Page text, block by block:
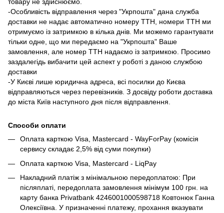
товару не здійснюємо.
-Особливість відправлення через "Укрпошта" дана служба
доставки не надає автоматично номеру ТТН, номери ТТН ми
отримуємо із затримкою в кілька днів. Ми можемо гарантувати
тільки одне, що ми передаємо на "Укрпошта" Ваше
замовлення, але номер ТТН надаємо із затримкою. Просимо
заздалегідь вибачити цей аспект у роботі з даною службою
доставки
-У Києві лише юридична адреса, всі посилки до Києва
відправляються через перевізників. З досвіду роботи доставка
до міста Київ наступного дня після відправлення.
Способи оплати
Оплата карткою Visa, Mastercard - WayForPay (комісія
сервису складає 2,5% від суми покупки)
Оплата карткою Visa, Mastercard - LiqPay
Накладний платіж з мінімальною передоплатою: При
післяплаті, передоплата замовлення мінімум 100 грн. на
карту банка Privatbank 4246001000598718 Ковтонюк Ганна
Олексіївна. У призначенні платежу, прохання вказувати